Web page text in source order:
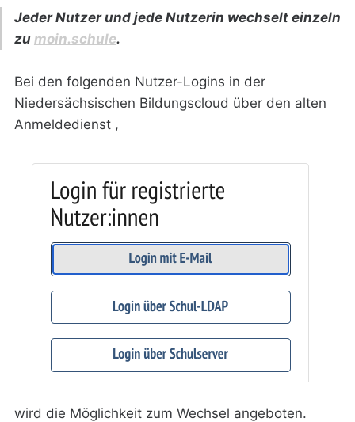
Jeder Nutzer und jede Nutzerin wechselt einzeln
zu moin.schule.
Bei den folgenden Nutzer-Logins in der
Niedersächsischen Bildungscloud über den alten
Anmeldedienst ,
wird die Möglichkeit zum Wechsel angeboten.